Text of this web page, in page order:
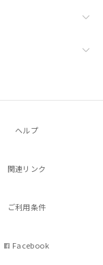
ヘルプ
関連リンク
ご利用条件
Facebook